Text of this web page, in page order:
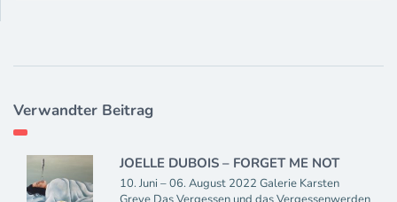
Verwandter Beitrag
JOELLE DUBOIS – FORGET ME NOT
10. Juni – 06. August 2022 Galerie Karsten